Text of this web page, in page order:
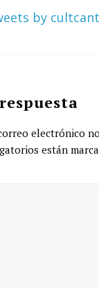
by
electrónico
están